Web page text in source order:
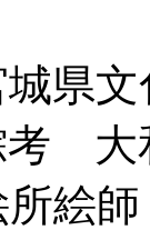
県
考
所絵